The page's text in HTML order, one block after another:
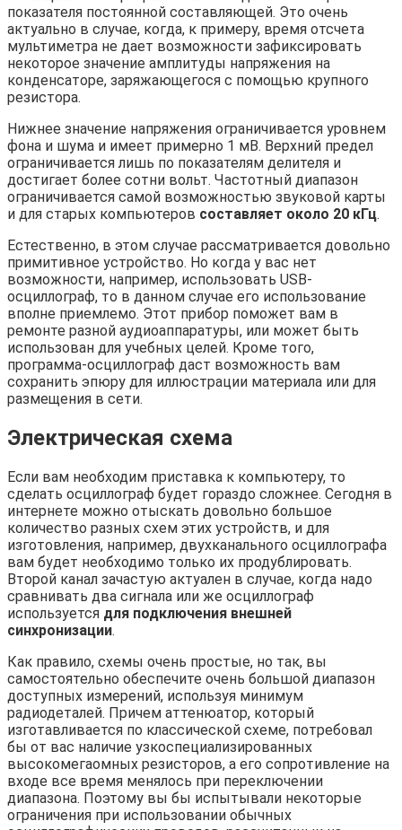
показателя постоянной составляющей. Это очень
актуально в случае, когда, к примеру, время отсчета
мультиметра не дает возможности зафиксировать
некоторое значение амплитуды напряжения на
конденсаторе, заряжающегося с помощью крупного
резистора.
Нижнее значение напряжения ограничивается уровнем
фона и шума и имеет примерно 1 мВ. Верхний предел
ограничивается лишь по показателям делителя и
достигает более сотни вольт. Частотный диапазон
ограничивается самой возможностью звуковой карты
и для старых компьютеров составляет около 20 кГц.
Естественно, в этом случае рассматривается довольно
примитивное устройство. Но когда у вас нет
возможности, например, использовать USB-
осциллограф, то в данном случае его использование
вполне приемлемо. Этот прибор поможет вам в
ремонте разной аудиоаппаратуры, или может быть
использован для учебных целей. Кроме того,
программа-осциллограф даст возможность вам
сохранить эпюру для иллюстрации материала или для
размещения в сети.
Электрическая схема
Если вам необходим приставка к компьютеру, то
сделать осциллограф будет гораздо сложнее. Сегодня в
интернете можно отыскать довольно большое
количество разных схем этих устройств, и для
изготовления, например, двухканального осциллографа
вам будет необходимо только их продублировать.
Второй канал зачастую актуален в случае, когда надо
сравнивать два сигнала или же осциллограф
используется для подключения внешней
синхронизации.
Как правило, схемы очень простые, но так, вы
самостоятельно обеспечите очень большой диапазон
доступных измерений, используя минимум
радиодеталей. Причем аттенюатор, который
изготавливается по классической схеме, потребовал
бы от вас наличие узкоспециализированных
высокомегаомных резисторов, а его сопротивление на
входе все время менялось при переключении
диапазона. Поэтому вы бы испытывали некоторые
ограничения при использовании обычных